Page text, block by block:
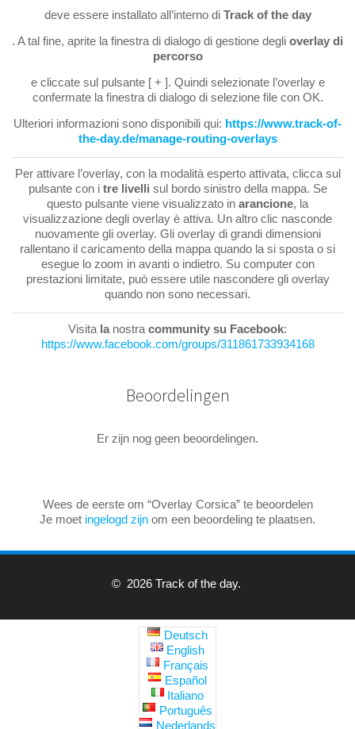
deve essere installato all’interno di Track of the day
. A tal fine, aprite la finestra di dialogo di gestione degli overlay di
percorso
e cliccate sul pulsante [ + ]. Quindi selezionate l’overlay e
confermate la finestra di dialogo di selezione file con OK.
Ulteriori informazioni sono disponibili qui: https://www.track-of-
the-day.de/manage-routing-overlays
Per attivare l’overlay, con la modalità esperto attivata, clicca sul
pulsante con i tre livelli sul bordo sinistro della mappa. Se
questo pulsante viene visualizzato in arancione, la
visualizzazione degli overlay è attiva. Un altro clic nasconde
nuovamente gli overlay. Gli overlay di grandi dimensioni
rallentano il caricamento della mappa quando la si sposta o si
esegue lo zoom in avanti o indietro. Su computer con
prestazioni limitate, può essere utile nascondere gli overlay
quando non sono necessari.
Visita lanostracommunity su Facebook:
https://www.facebook.com/groups/311861733934168
Beoordelingen
Er zijn nog geen beoordelingen.
Wees de eerste om “Overlay Corsica” te beoordelen
Je moet ingelogd zijn om een beoordeling te plaatsen.
© 2026 Track of the day.
Deutsch
English
Français
Español
Italiano
Português
Nederlands